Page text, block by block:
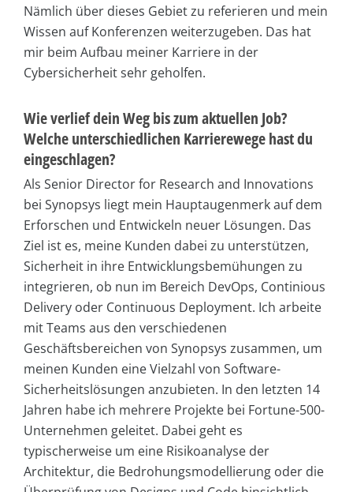
Nämlich über dieses Gebiet zu referieren und mein
Wissen auf Konferenzen weiterzugeben. Das hat
mir beim Aufbau meiner Karriere in der
Cybersicherheit sehr geholfen.
Wie verlief dein Weg bis zum aktuellen Job?
Welche unterschiedlichen Karrierewege hast du
eingeschlagen?
Als Senior Director for Research and Innovations
bei Synopsys liegt mein Hauptaugenmerk auf dem
Erforschen und Entwickeln neuer Lösungen. Das
Ziel ist es, meine Kunden dabei zu unterstützen,
Sicherheit in ihre Entwicklungsbemühungen zu
integrieren, ob nun im Bereich DevOps, Continious
Delivery oder Continuous Deployment. Ich arbeite
mit Teams aus den verschiedenen
Geschäftsbereichen von Synopsys zusammen, um
meinen Kunden eine Vielzahl von Software-
Sicherheitslösungen anzubieten. In den letzten 14
Jahren habe ich mehrere Projekte bei Fortune-500-
Unternehmen geleitet. Dabei geht es
typischerweise um eine Risikoanalyse der
Architektur, die Bedrohungsmodellierung oder die